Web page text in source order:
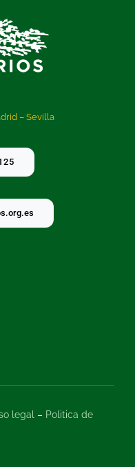
– Sevilla
legal – Politica de